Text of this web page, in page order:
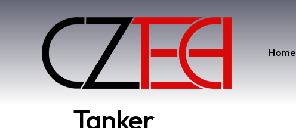
Home
Tanker